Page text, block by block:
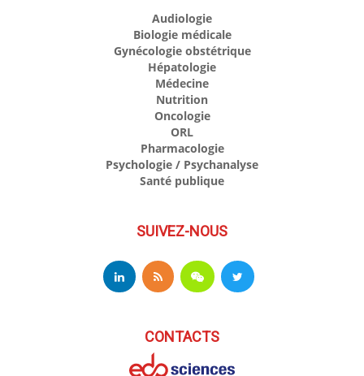
Audiologie
Biologie médicale
Gynécologie obstétrique
Hépatologie
Médecine
Nutrition
Oncologie
ORL
Pharmacologie
Psychologie / Psychanalyse
Santé publique
SUIVEZ-NOUS
CONTACTS